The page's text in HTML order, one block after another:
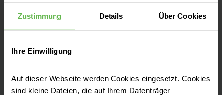
Zustimmung Details Über Cookies
Ihre Einwilligung
Auf dieser Webseite werden Cookies eingesetzt. Cookies
sind kleine Dateien, die auf Ihrem Datenträger
Holstenstraße 2
Tel:+49 40 3197-0